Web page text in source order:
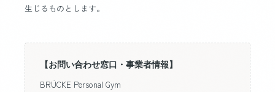
生じるものとします。
【お問い合わせ窓口・事業者情報】
BRÜCKE Personal Gym